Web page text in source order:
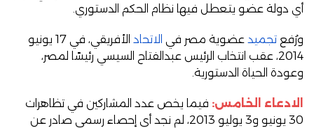
أي دولة عضو يتعطل فيها نظام الحكم الدستوري.
ورُفع تجميد عضوية مصر في الاتحاد
الأفريقي، في 17 يونيو
2014، عقب انتخاب الرئيس عبدالفتاح السيسي رئيسًا لمصر،
وعودة الحياة الدستورية.
الادعاء الخامس: فيما يخص عدد المشاركين في تظاهرات
30 يونيو و3 يوليو 2013، لم نجد أي إحصاء رسمي صادر عن